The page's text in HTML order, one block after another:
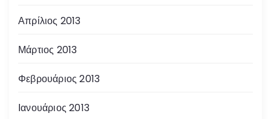
Απρίλιος 2013
Μάρτιος 2013
Φεβρουάριος 2013
Ιανουάριος 2013